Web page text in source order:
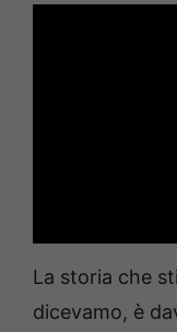
La storia che
dicevamo, è